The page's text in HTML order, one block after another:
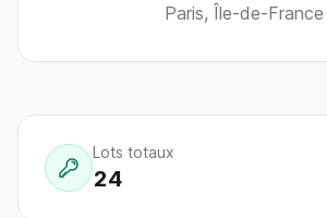
Paris, Île-de-France
Lots totaux
24